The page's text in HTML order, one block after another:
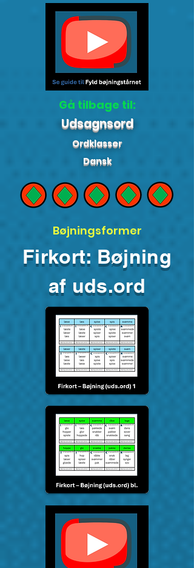
Gå tilbage til:
Udsagnsord
Ordklasser
Dansk
Bøjningsformer
Firkort: Bøjning
af uds.ord